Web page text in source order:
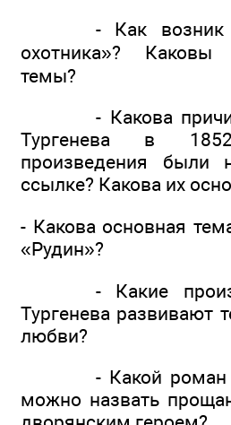
- Как возник
охотника»?
темы?
- Какова
Тургенева в
произведения были
ссылке? Какова их
- Какова основная
«Рудин»?
- Какие
Тургенева развивают
любви?
- Какой роман И.
можно назвать